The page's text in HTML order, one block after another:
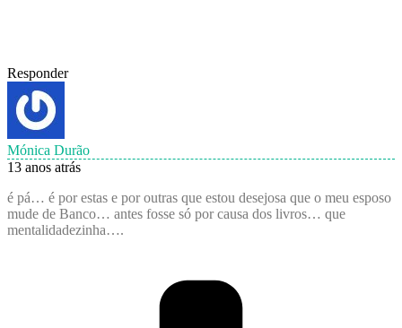
Responder
Mónica Durão
13 anos atrás
é pá… é por estas e por outras que estou desejosa que o meu esposo
mude de Banco… antes fosse só por causa dos livros… que
mentalidadezinha….